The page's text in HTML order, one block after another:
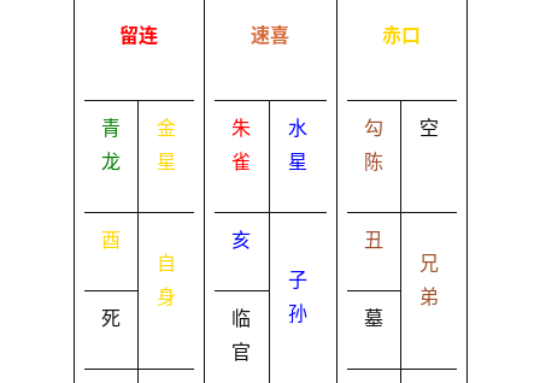
留连
青
龙
金
星
酉
死
自
身
速喜
朱
雀
水
星
亥
临
官
子
孙
赤口
勾
陈
空
丑
墓
兄
弟